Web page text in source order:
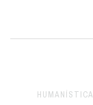
HUMANÍSTICA